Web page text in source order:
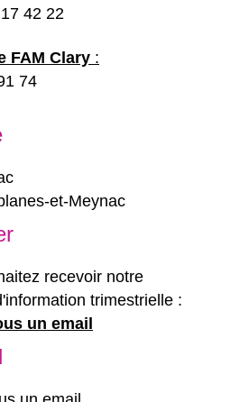
42 22
FAM Clary:
74
et-Meynac
recevoir notre
trimestrielle :
un email